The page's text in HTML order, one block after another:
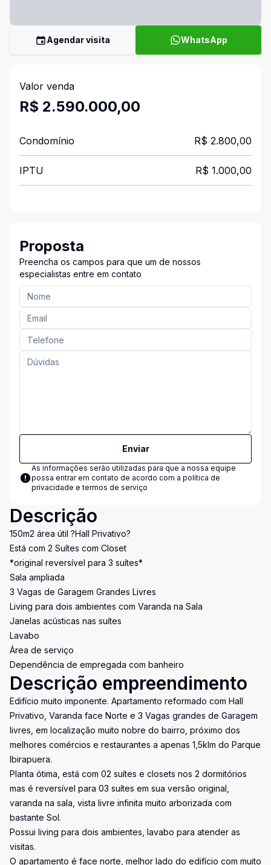
Agendar visita WhatsApp
Valor venda
R$ 2.590.000,00
Condomínio R$ 2.800,00
IPTU R$ 1.000,00
Proposta
Preencha os campos para que um de nossos
especialistas entre em contato
Enviar
As informações serão utilizadas para que a nossa equipe
possa entrar em contato de acordo com a política de
privacidade e termos de serviço
Descrição
150m2 área útil ?Hall Privativo?
Está com 2 Suítes com Closet
*original reversível para 3 suítes*
Sala ampliada
3 Vagas de Garagem Grandes Livres
Living para dois ambientes com Varanda na Sala
Janelas acústicas nas suítes
Lavabo
Área de serviço
Dependência de empregada com banheiro
Descrição empreendimento
Edifício muito imponente. Apartamento reformado com Hall
Privativo, Varanda face Norte e 3 Vagas grandes de Garagem
livres, em localização muito nobre do bairro, próximo dos
melhores comércios e restaurantes a apenas 1,5klm do Parque
Ibirapuera.
Planta ótima, está com 02 suítes e closets nos 2 dormitórios
mas é reversível para 03 suítes em sua versão original,
varanda na sala, vista livre infinita muito arborizada com
bastante Sol.
Possui living para dois ambientes, lavabo para atender as
visitas.
O apartamento é face norte, melhor lado do edifício com muito